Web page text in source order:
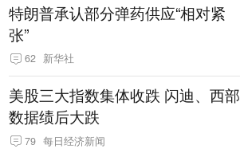
特朗普承认部分弹药供应“相对紧
张”
62 新华社
美股三大指数集体收跌 闪迪、西部
数据绩后大跌
79 每日经济新闻